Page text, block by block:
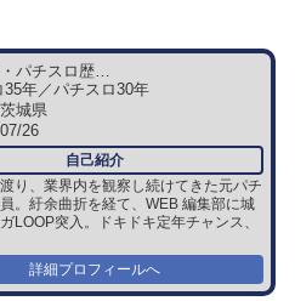
パチスロ歴…
35年／パチスロ30年
茨城県
07/26
り、業界内を観察し続けてきた元パチ
。紆余曲折を経て、WEB 編集部に城
LOOP突入。ドキドキ定年チャンス、
詳細プロフィールへ